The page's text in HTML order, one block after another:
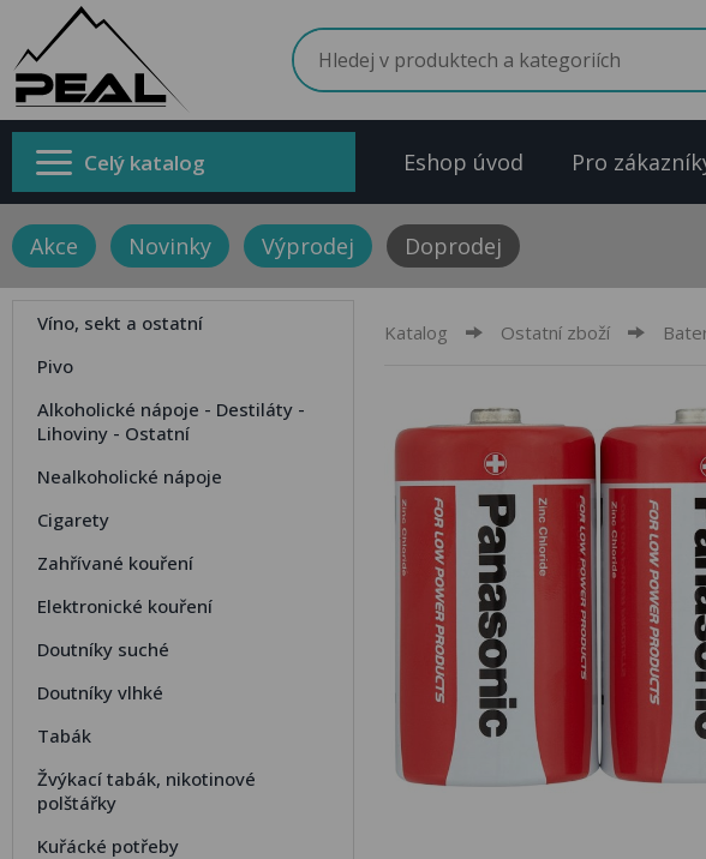
Celý katalog Eshop úvod Pro
Akce Novinky Výprodej Doprodej
Víno, sekt a ostatní
Pivo
Alkoholické nápoje - Destiláty -
Lihoviny - Ostatní
Nealkoholické nápoje
Cigarety
Zahřívané kouření
Elektronické kouření
Doutníky suché
Doutníky vlhké
Tabák
Žvýkací tabák, nikotinové
polštářky
Kuřácké potřeby
Katalog Ostatní zboží